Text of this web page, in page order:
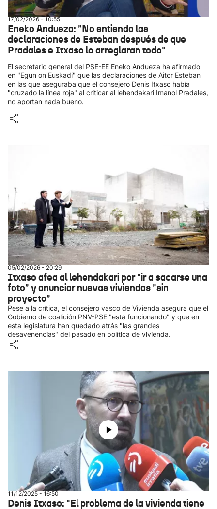
17/02/2026 - 10:55
Eneko Andueza: "No entiendo las
declaraciones de Esteban después de que
Pradales e Itxaso lo arreglaran todo"
El secretario general del PSE-EE Eneko Andueza ha afirmado
en "Egun on Euskadi" que las declaraciones de Aitor Esteban
en las que aseguraba que el consejero Denis Itxaso había
"cruzado la línea roja" al criticar al lehendakari Imanol Pradales,
no aportan nada bueno.
05/02/2026 - 20:29
Itxaso afea al lehendakari por "ir a sacarse una
foto" y anunciar nuevas viviendas "sin
proyecto"
Pese a la crítica, el consejero vasco de Vivienda asegura que el
Gobierno de coalición PNV-PSE "está funcionando" y que en
esta legislatura han quedado atrás "las grandes
desavenencias" del pasado en política de vivienda.
11/12/2025 - 16:50
Denis Itxaso: "El problema de la vivienda tiene